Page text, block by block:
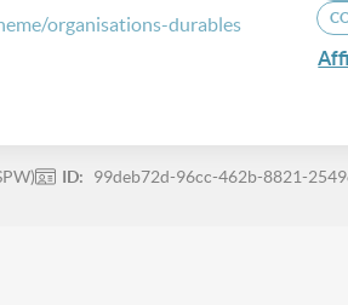
organisations-durables
ID: 99deb72d-96cc-462b-8821-